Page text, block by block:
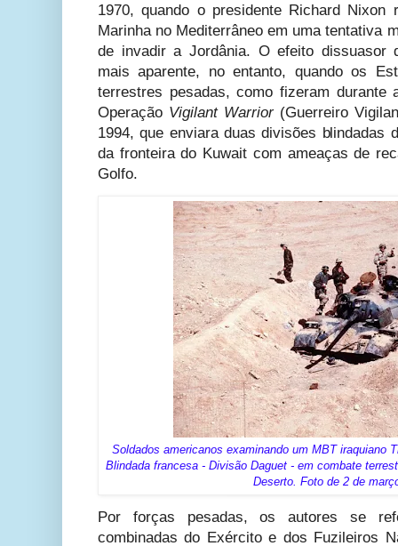
1970, quando o presidente Richard Nixon
Marinha no Mediterrâneo em uma tentativa
de invadir a Jordânia. O efeito dissuasor
mais aparente, no entanto, quando os
terrestres pesadas, como fizeram
Operação Vigilant Warrior(Guerreiro
1994, que enviara duas divisões blindadas
da fronteira do Kuwait com ameaças de
Golfo.
Soldados americanos examinando um MBT iraquiano
Blindada francesa - Divisão Daguet - em combate
Deserto. Foto de 2 de
Por forças pesadas, os autores se
combinadas do Exército e dos Fuzileiros